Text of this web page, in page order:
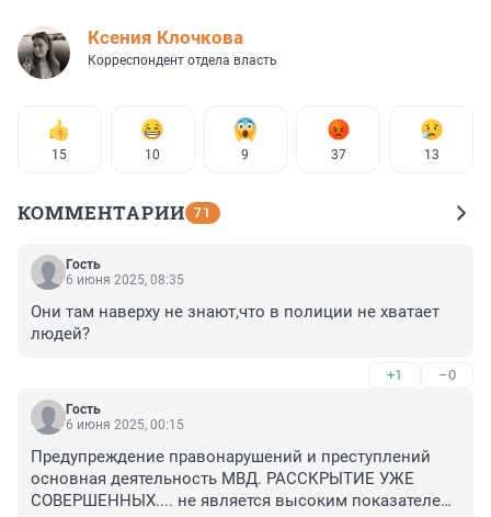
Ксения Клочкова
Корреспондент отдела власть
15 10 9 37 13
КОММЕНТАРИИ 71
Гость
6 июня 2025, 08:35
Они там наверху не знают,что в полиции не хватает
людей?
+1 –0
Гость
6 июня 2025, 00:15
Предупреждение правонарушений и преступлений
основная деятельность МВД. РАССКРЫТИЕ УЖЕ
СОВЕРШЕННЫХ.... не является высоким показателем.